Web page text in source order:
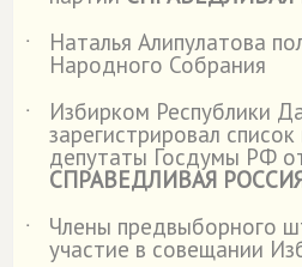
˙
Наталья Алипулатова
Народного Собрания
˙
Избирком Республики
зарегистрировал
депутаты Госдумы РФ
СПРАВЕДЛИВАЯ
˙
Члены предвыборного
участие в совещании